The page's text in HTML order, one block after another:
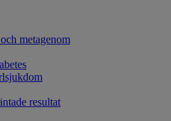
metagenom
resultat